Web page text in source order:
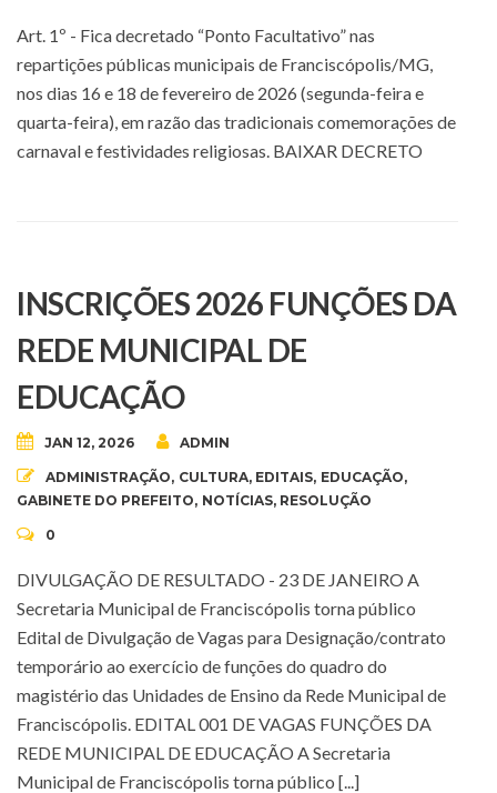
Art. 1º - Fica decretado “Ponto Facultativo” nas
repartições públicas municipais de Franciscópolis/MG,
nos dias 16 e 18 de fevereiro de 2026 (segunda-feira e
quarta-feira), em razão das tradicionais comemorações de
carnaval e festividades religiosas. BAIXAR DECRETO
INSCRIÇÕES 2026 FUNÇÕES DA
REDE MUNICIPAL DE
EDUCAÇÃO
JAN 12, 2026 ADMIN
ADMINISTRAÇÃO, CULTURA, EDITAIS, EDUCAÇÃO,
GABINETE DO PREFEITO, NOTÍCIAS, RESOLUÇÃO
0
DIVULGAÇÃO DE RESULTADO - 23 DE JANEIRO A
Secretaria Municipal de Franciscópolis torna público
Edital de Divulgação de Vagas para Designação/contrato
temporário ao exercício de funções do quadro do
magistério das Unidades de Ensino da Rede Municipal de
Franciscópolis. EDITAL 001 DE VAGAS FUNÇÕES DA
REDE MUNICIPAL DE EDUCAÇÃO A Secretaria
Municipal de Franciscópolis torna público [...]